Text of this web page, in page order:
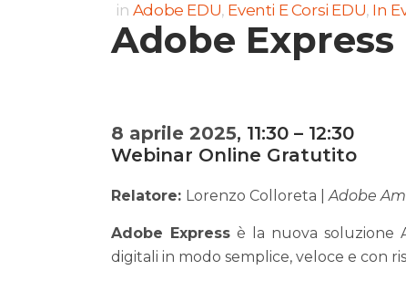
in Adobe EDU, Eventi E Corsi EDU, In
Adobe
8 aprile 2025, 11:30 – 12:30
Webinar Online Gratutito
Relatore: Lorenzo Colloreta |Adobe
Adobe Express è la nuova soluzione
digitali in modo semplice, veloce e con